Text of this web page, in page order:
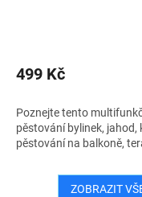
499 Kč
Poznejte tento
pěstování bylinek,
pěstování na balkoně,
ZOBRAZIT